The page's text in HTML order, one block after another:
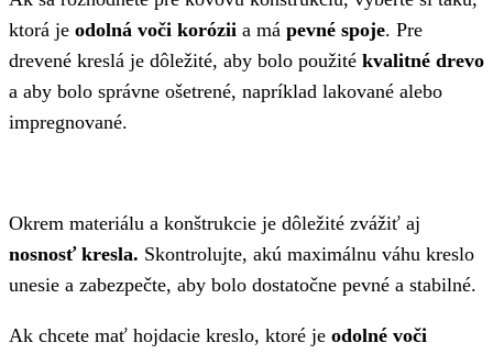
ktorá je odolná voči korózii a má pevné spoje. Pre
drevené kreslá je dôležité, aby bolo použité kvalitné drevo
a aby bolo správne ošetrené, napríklad lakované alebo
impregnované.
Okrem materiálu a konštrukcie je dôležité zvážiť aj
nosnosť kresla. Skontrolujte, akú maximálnu váhu kreslo
unesie a zabezpečte, aby bolo dostatočne pevné a stabilné.
Ak chcete mať hojdacie kreslo, ktoré je odolné voči